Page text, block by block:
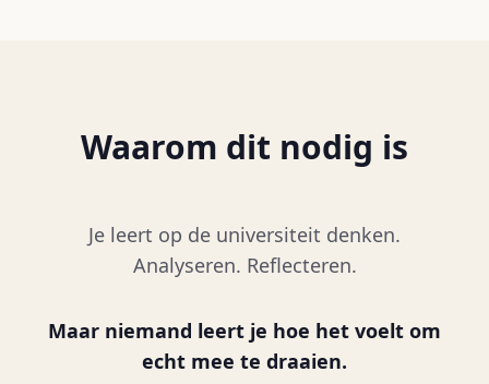
Waarom dit nodig is
Je leert op de universiteit denken.
Analyseren. Reflecteren.
Maar niemand leert je hoe het voelt om
echt mee te draaien.